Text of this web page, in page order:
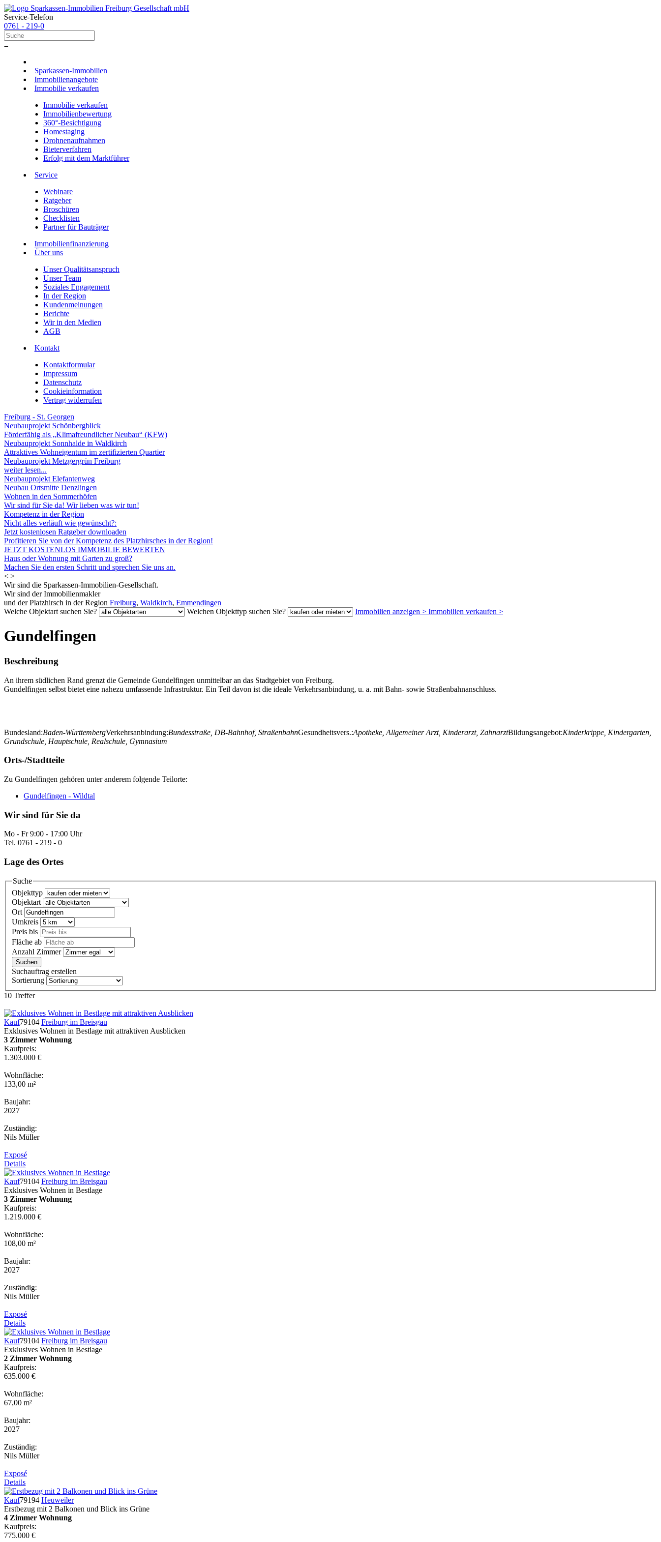
Service-Telefon
0761 - 219-0
≡
Sparkassen-Immobilien
Immobilienangebote
Immobilie verkaufen
Immobilie verkaufen
Immobilienbewertung
360°-Besichtigung
Homestaging
Drohnenaufnahmen
Bieterverfahren
Erfolg mit dem Marktführer
Service
Webinare
Ratgeber
Broschüren
Checklisten
Partner für Bauträger
Immobilienfinanzierung
Über uns
Unser Qualitätsanspruch
Unser Team
Soziales Engagement
In der Region
Kundenmeinungen
Berichte
Wir in den Medien
AGB
Kontakt
Kontaktformular
Impressum
Datenschutz
Cookieinformation
Vertrag widerrufen
Freiburg - St. Georgen
Neubauprojekt Schönbergblick
Förderfähig als „Klimafreundlicher Neubau“ (KFW)
Neubauprojekt Sonnhalde in Waldkirch
Attraktives Wohneigentum im zertifizierten Quartier
Neubauprojekt Metzgergrün Freiburg
weiter lesen...
Neubauprojekt Elefantenweg
Neubau Ortsmitte Denzlingen
Wohnen in den Sommerhöfen
Wir sind für Sie da! Wir lieben was wir tun!
Kompetenz in der Region
Nicht alles verläuft wie gewünscht?:
Jetzt kostenlosen Ratgeber downloaden
Profitieren Sie von der Kompetenz des Platzhirsches in der Region!
JETZT KOSTENLOS IMMOBILIE BEWERTEN
Haus oder Wohnung mit Garten zu groß?
Machen Sie den ersten Schritt und sprechen Sie uns an.
< >
Wir sind die Sparkassen-Immobilien-Gesellschaft.
Wir sind der Immobilienmakler
und der Platzhirsch in der Region Freiburg, Waldkirch, Emmendingen
Welche Objektart suchen Sie?
Welchen Objekttyp suchen Sie? Immobilien anzeigen > Immobilien verkaufen >
Gundelfingen
Beschreibung
An ihrem südlichen Rand grenzt die Gemeinde Gundelfingen unmittelbar an das Stadtgebiet von Freiburg.
Gundelfingen selbst bietet eine nahezu umfassende Infrastruktur. Ein Teil davon ist die ideale Verkehrsanbindung, u. a. mit Bahn- sowie Straßenbahnanschluss.
Bundesland:Baden-WürttembergVerkehrsanbindung:Bundesstraße, DB-Bahnhof, StraßenbahnGesundheitsvers.:Apotheke, Allgemeiner Arzt, Kinderarzt, ZahnarztBildungsangebot:Kinderkrippe, Kindergarten,
Grundschule, Hauptschule, Realschule, Gymnasium
Orts-/Stadtteile
Zu Gundelfingen gehören unter anderem folgende Teilorte:
Gundelfingen - Wildtal
Wir sind für Sie da
Mo - Fr 9:00 - 17:00 Uhr
Tel. 0761 - 219 - 0
Lage des Ortes
Suche
Objekttyp
Objektart
Ort
Umkreis
Preis bis
Fläche ab
Anzahl Zimmer
Suchauftrag erstellen
Sortierung
10 Treffer
Kauf79104 Freiburg im Breisgau
Exklusives Wohnen in Bestlage mit attraktiven Ausblicken
3 Zimmer Wohnung
Kaufpreis:
1.303.000 €
Wohnfläche:
133,00 m²
Baujahr:
2027
Zuständig:
Nils Müller
Exposé
Details
Kauf79104 Freiburg im Breisgau
Exklusives Wohnen in Bestlage
3 Zimmer Wohnung
Kaufpreis:
1.219.000 €
Wohnfläche:
108,00 m²
Baujahr:
2027
Zuständig:
Nils Müller
Exposé
Details
Kauf79104 Freiburg im Breisgau
Exklusives Wohnen in Bestlage
2 Zimmer Wohnung
Kaufpreis:
635.000 €
Wohnfläche:
67,00 m²
Baujahr:
2027
Zuständig:
Nils Müller
Exposé
Details
Kauf79194 Heuweiler
Erstbezug mit 2 Balkonen und Blick ins Grüne
4 Zimmer Wohnung
Kaufpreis:
775.000 €